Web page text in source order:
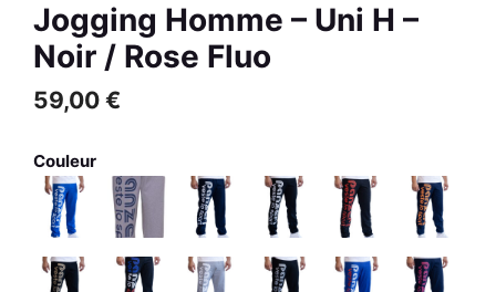
Jogging Homme – Uni H –
Noir / Rose Fluo
59,00 €
Couleur